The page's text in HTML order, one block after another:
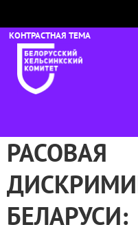
РАСОВАЯ
БЕЛАРУСИ: